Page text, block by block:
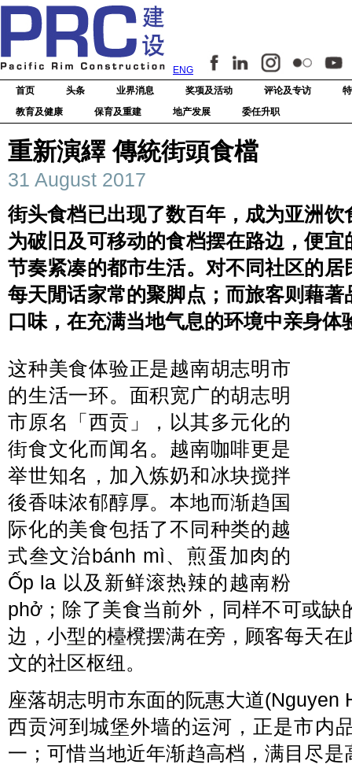
ENG
首页
头条 业界消息 奖项及活动 评论及专访
教育及健康
保育及重建 地产发展 委任升职
重新演繹 傳統街頭食檔
31 August 2017
街头食档已出现了数百年，成为亚洲
为破旧及可移动的食档摆在路边，便
节奏紧凑的都市生活。对不同社区的
每天閒话家常的聚脚点；而旅客则藉
口味，在充满当地气息的环境中亲身体
这种美食体验正是越南胡志明市
的生活一环。面积宽广的胡志明
市原名「西贡」，以其多元化的
街食文化而闻名。越南咖啡更是
举世知名，加入炼奶和冰块搅拌
後香味浓郁醇厚。本地而渐趋国
际化的美食包括了不同种类的越
式叁文治bánh mì、煎蛋加肉的
Ốp la 以及新鲜滚热辣的越南粉
phở；除了美食当前外，同样不可或缺
边，小型的檯櫈摆满在旁，顾客每天
文的社区枢纽。
座落胡志明市东面的阮惠大道(Nguyen
西贡河到城堡外墙的运河，正是市内
一；可惜当地近年渐趋高档，满目尽